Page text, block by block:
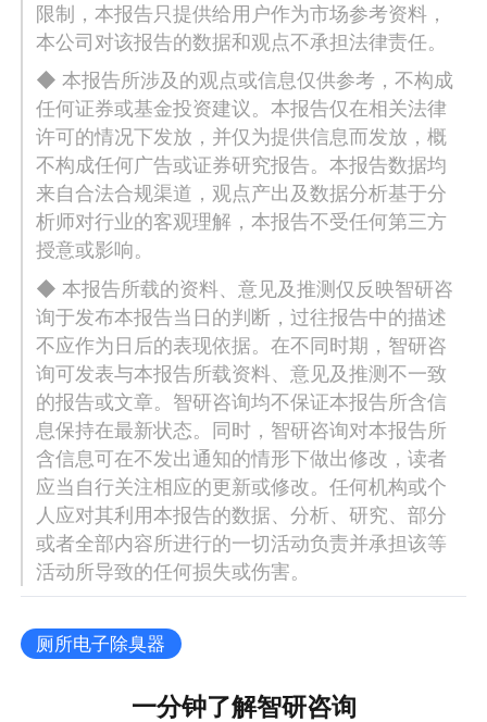
限制，本报告只提供给用户作为市场参考资料，
本公司对该报告的数据和观点不承担法律责任。
◆ 本报告所涉及的观点或信息仅供参考，不构成
任何证券或基金投资建议。本报告仅在相关法律
许可的情况下发放，并仅为提供信息而发放，概
不构成任何广告或证券研究报告。本报告数据均
来自合法合规渠道，观点产出及数据分析基于分
析师对行业的客观理解，本报告不受任何第三方
授意或影响。
◆ 本报告所载的资料、意见及推测仅反映智研咨
询于发布本报告当日的判断，过往报告中的描述
不应作为日后的表现依据。在不同时期，智研咨
询可发表与本报告所载资料、意见及推测不一致
的报告或文章。智研咨询均不保证本报告所含信
息保持在最新状态。同时，智研咨询对本报告所
含信息可在不发出通知的情形下做出修改，读者
应当自行关注相应的更新或修改。任何机构或个
人应对其利用本报告的数据、分析、研究、部分
或者全部内容所进行的一切活动负责并承担该等
活动所导致的任何损失或伤害。
厕所电子除臭器
一分钟了解智研咨询